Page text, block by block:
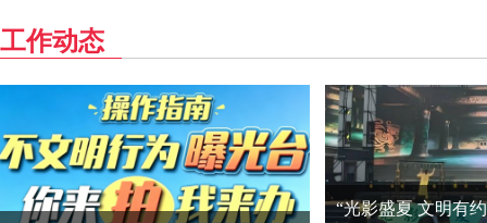
工作动态
“光影盛夏 文明有